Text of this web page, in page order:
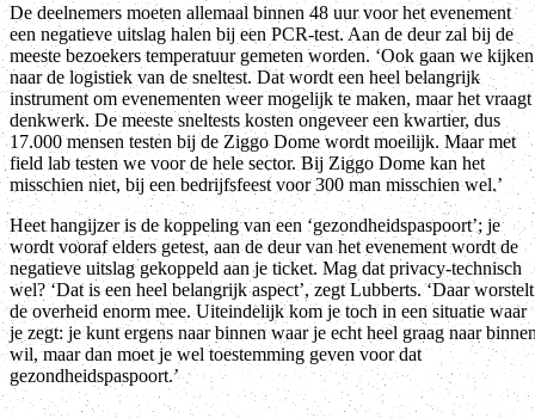
De deelnemers moeten allemaal binnen 48 uur voor het evenement
een negatieve uitslag halen bij een PCR-test. Aan de deur zal bij de
meeste bezoekers temperatuur gemeten worden. ‘Ook gaan we kijken
naar de logistiek van de sneltest. Dat wordt een heel belangrijk
instrument om evenementen weer mogelijk te maken, maar het vraagt
denkwerk. De meeste sneltests kosten ongeveer een kwartier, dus
17.000 mensen testen bij de Ziggo Dome wordt moeilijk. Maar met
field lab testen we voor de hele sector. Bij Ziggo Dome kan het
misschien niet, bij een bedrijfsfeest voor 300 man misschien wel.’
Heet hangijzer is de koppeling van een ‘gezondheidspaspoort’; je
wordt vooraf elders getest, aan de deur van het evenement wordt de
negatieve uitslag gekoppeld aan je ticket. Mag dat privacy-technisch
wel? ‘Dat is een heel belangrijk aspect’, zegt Lubberts. ‘Daar worstelt
de overheid enorm mee. Uiteindelijk kom je toch in een situatie waar
je zegt: je kunt ergens naar binnen waar je echt heel graag naar
wil, maar dan moet je wel toestemming geven voor dat
gezondheidspaspoort.’